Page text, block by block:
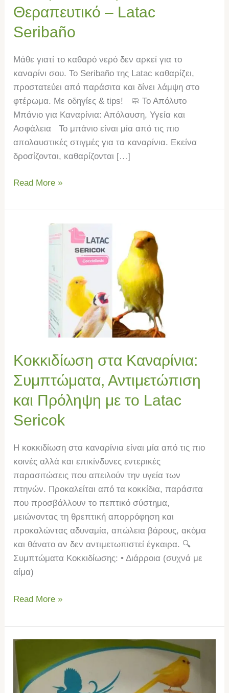
Θεραπευτικό – Latac
Seribaño
Μάθε γιατί το καθαρό νερό δεν αρκεί για το
καναρίνι σου. Το Seribaño της Latac καθαρίζει,
προστατεύει από παράσιτα και δίνει λάμψη στο
φτέρωμα. Με οδηγίες & tips! 🧼 Το Απόλυτο
Μπάνιο για Καναρίνια: Απόλαυση, Υγεία και
Ασφάλεια Το μπάνιο είναι μία από τις πιο
απολαυστικές στιγμές για τα καναρίνια. Εκείνα
δροσίζονται, καθαρίζονται […]
Seribaño
Read More »
Κοκκιδίωση στα Καναρίνια:
Συμπτώματα, Αντιμετώπιση
και Πρόληψη με το Latac
Sericok
Η κοκκιδίωση στα καναρίνια είναι μία από τις πιο
κοινές αλλά και επικίνδυνες εντερικές
παρασιτώσεις που απειλούν την υγεία των
πτηνών. Προκαλείται από τα κοκκίδια, παράσιτα
που προσβάλλουν το πεπτικό σύστημα,
μειώνοντας τη θρεπτική απορρόφηση και
προκαλώντας αδυναμία, απώλεια βάρους, ακόμα
και θάνατο αν δεν αντιμετωπιστεί έγκαιρα. 🔍
Συμπτώματα Κοκκιδίωσης: • Διάρροια (συχνά με
αίμα)
Συμπτώματα,
Αντιμετώπιση
Latac
Sericok
Read More »